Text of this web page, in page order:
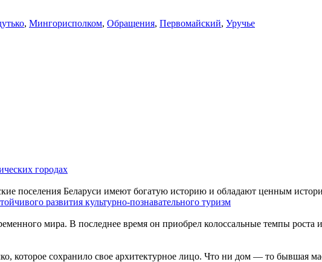
, Мингорисполком, Обращения, Первомайский, Уручье
городах
поселения Беларуси имеют богатую историю и обладают ценным
развития культурно-познавательного туризм
мира. В последнее время он приобрел колоссальные темпы роста
которое сохранило свое архитектурное лицо. Что ни дом — то бывшая